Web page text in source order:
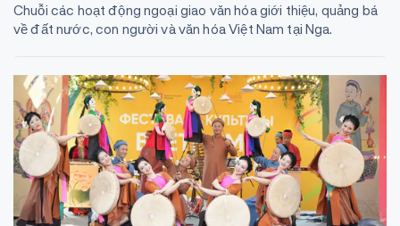
Chuỗi các hoạt động ngoại giao văn hóa giới thiệu, quảng bá
về đất nước, con người và văn hóa Việt Nam tại Nga.